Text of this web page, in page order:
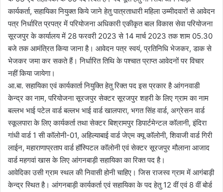
o
n
X
e
m
a
i
l
कार्यकर्ता, सहायिका नियुक्त किये जाने हेतु पात्रताधारी महिला उम्मीदवारों से आवेदन
पत्र निर्धारित प्रपत्र में परियोजना अधिकारी एकीकृत बाल विकास सेवा परियोजना
सूरजपुर के कार्यालय में 28 फरवरी 2023 से 14 मार्च 2023 तक शाम 05.30
बजे तक आमंत्रित किया जाना है। आवेदन पत्र स्वयं, प्रतिनिधि भेजकर, डाक से
भेजकर जमा कर सकते हैं। निर्धारित तिथि के पश्चात प्राप्त आवेदनों पर विचार
नहीं किया जायेगा।
आ.बा. सहायिका एवं कार्यकार्ता नियुक्ति हेतु रिक्त पद इस प्रकार है आंगनवाडी
केन्द्र का नाम, परियोजना सूरजपुर सेक्टर सूरजपुर शहरी के लिए ग्राम का नाम
बल्लभ भाई पटेल वार्ड बल्लभ भाई वार्ड खालपारा, भगत सिंह वार्ड, अग्रेसन वार्ड
स्कूलपारा के लिए कार्यकर्ता तथा सेक्टर बिश्रामपुर डिपार्टमेन्टल कॉलानी, इंदिरा
गांधी वार्ड 1 सी कॉलोनी-01, अहिल्याबाई वार्ड जेएम क्यू कॉलोनी, शिवाजी वार्ड गिरी
लाईन, महाराणाप्रताप वार्ड हॉस्पिटल कॉलोनी एवं सेक्टर सूरजपुर मौलाना आजाद
वार्ड महगवां खास के लिए आंगनबाड़ी सहायिका का रिक्त पद है।
आवेदिका उसी ग्राम स्थल की निवासी होनी चाहिए। जिस राजस्व ग्राम में आगंबाड़ी
केन्द्र स्थित है। आंगनबाड़ी कार्यकर्ता एवं सहायिका के पद हेतु 12 वीं एवं 8 वीं बोर्ड